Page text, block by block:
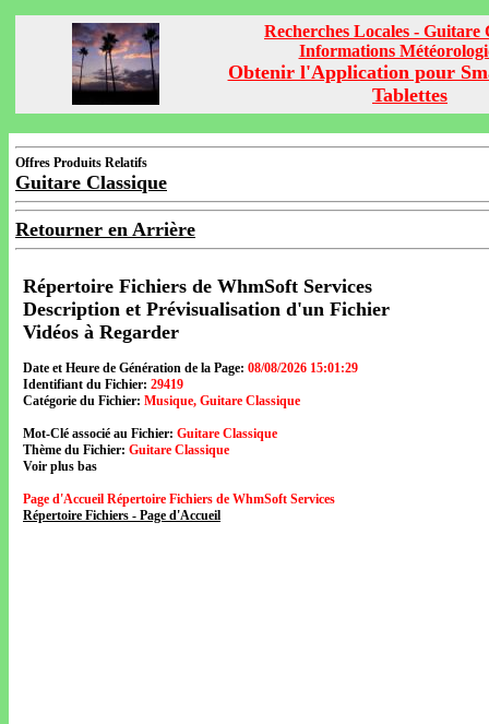
Recherches Locales - Guitare
Informations
Obtenir l'Application pour
Tablettes
Offres Produits Relatifs
Guitare Classique
Retourner en Arrière
Répertoire Fichiers de WhmSoft Services
Description et Prévisualisation d'un Fichier
Vidéos à Regarder
Date et Heure de Génération de la Page: 08/08/2026 15:01:29
Identifiant du Fichier: 29419
Catégorie du Fichier: Musique, Guitare Classique
Mot-Clé associé au Fichier: Guitare Classique
Thème du Fichier: Guitare Classique
Voir plus bas
Page d'Accueil Répertoire Fichiers de WhmSoft Services
Répertoire Fichiers - Page d'Accueil